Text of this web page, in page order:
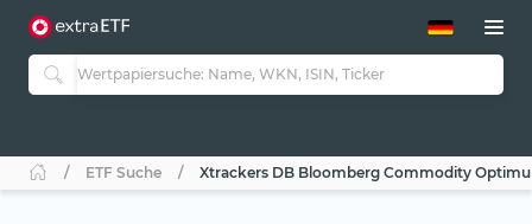
ETF-Guide 2.0
Guide Aktive ETFs
ETF-Sparpläne
ETF Suche Xtrackers DB Bloomberg Commodity